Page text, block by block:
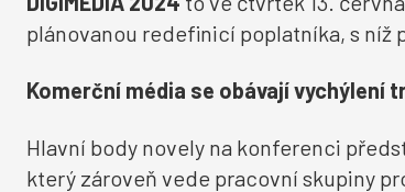
plánovanou redefinicí poplatníka, s níž
Komerční média se obávají vychýlení
Hlavní body novely na konferenci
který zároveň vede pracovní skupiny